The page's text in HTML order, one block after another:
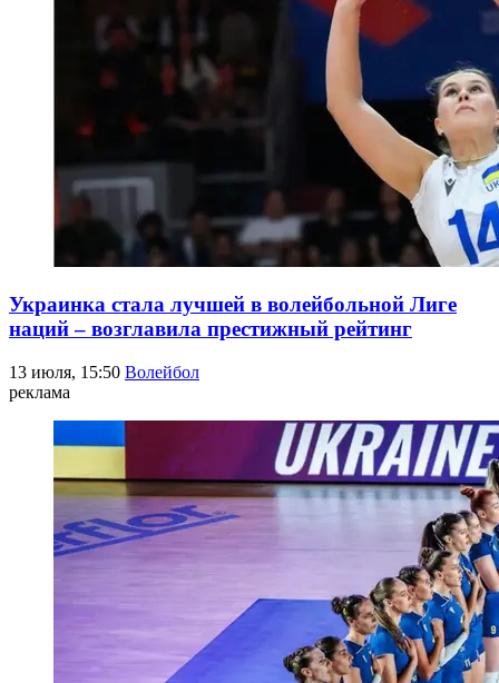
Украинка стала лучшей в волейбольной Лиге
наций – возглавила престижный рейтинг
13 июля, 15:50 Волейбол
реклама